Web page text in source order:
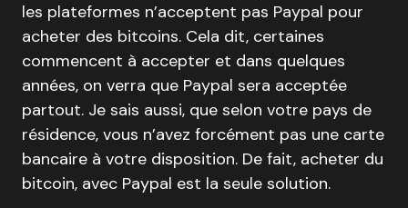
les plateformes n’acceptent pas Paypal pour
acheter des bitcoins. Cela dit, certaines
commencent à accepter et dans quelques
années, on verra que Paypal sera acceptée
partout. Je sais aussi, que selon votre pays de
résidence, vous n’avez forcément pas une carte
bancaire à votre disposition. De fait, acheter du
bitcoin, avec Paypal est la seule solution.